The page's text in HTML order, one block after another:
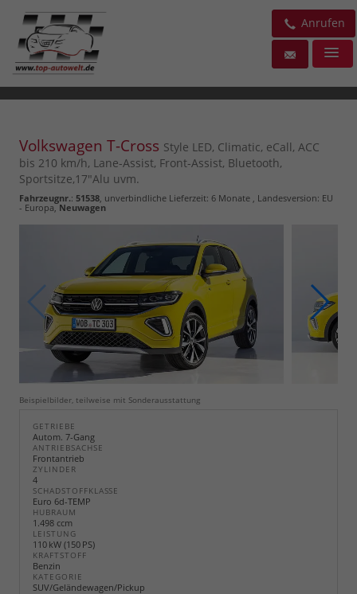
Anrufen
Volkswagen T-Cross Style LED, Climatic, eCall, ACC
bis 210 km/h, Lane-Assist, Front-Assist, Bluetooth,
Sportsitze,17"Alu uvm.
Fahrzeugnr.: 51538 , unverbindliche Lieferzeit: 6 Monate , Landesversion: EU
- Europa,Neuwagen
Beispielbilder, teilweise mit Sonderausstattung
GETRIEBE
Autom. 7-Gang
ANTRIEBSACHSE
Frontantrieb
ZYLINDER
4
SCHADSTOFFKLASSE
Euro 6d-TEMP
HUBRAUM
1.498 ccm
LEISTUNG
110 kW (150 PS)
KRAFTSTOFF
Benzin
KATEGORIE
SUV/Geländewagen/Pickup